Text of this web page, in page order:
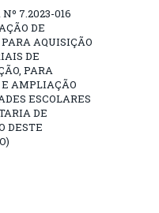
7.2023-016
DE
AQUISIÇÃO
DE
PARA
AMPLIAÇÃO
ESCOLARES
DE
DESTE